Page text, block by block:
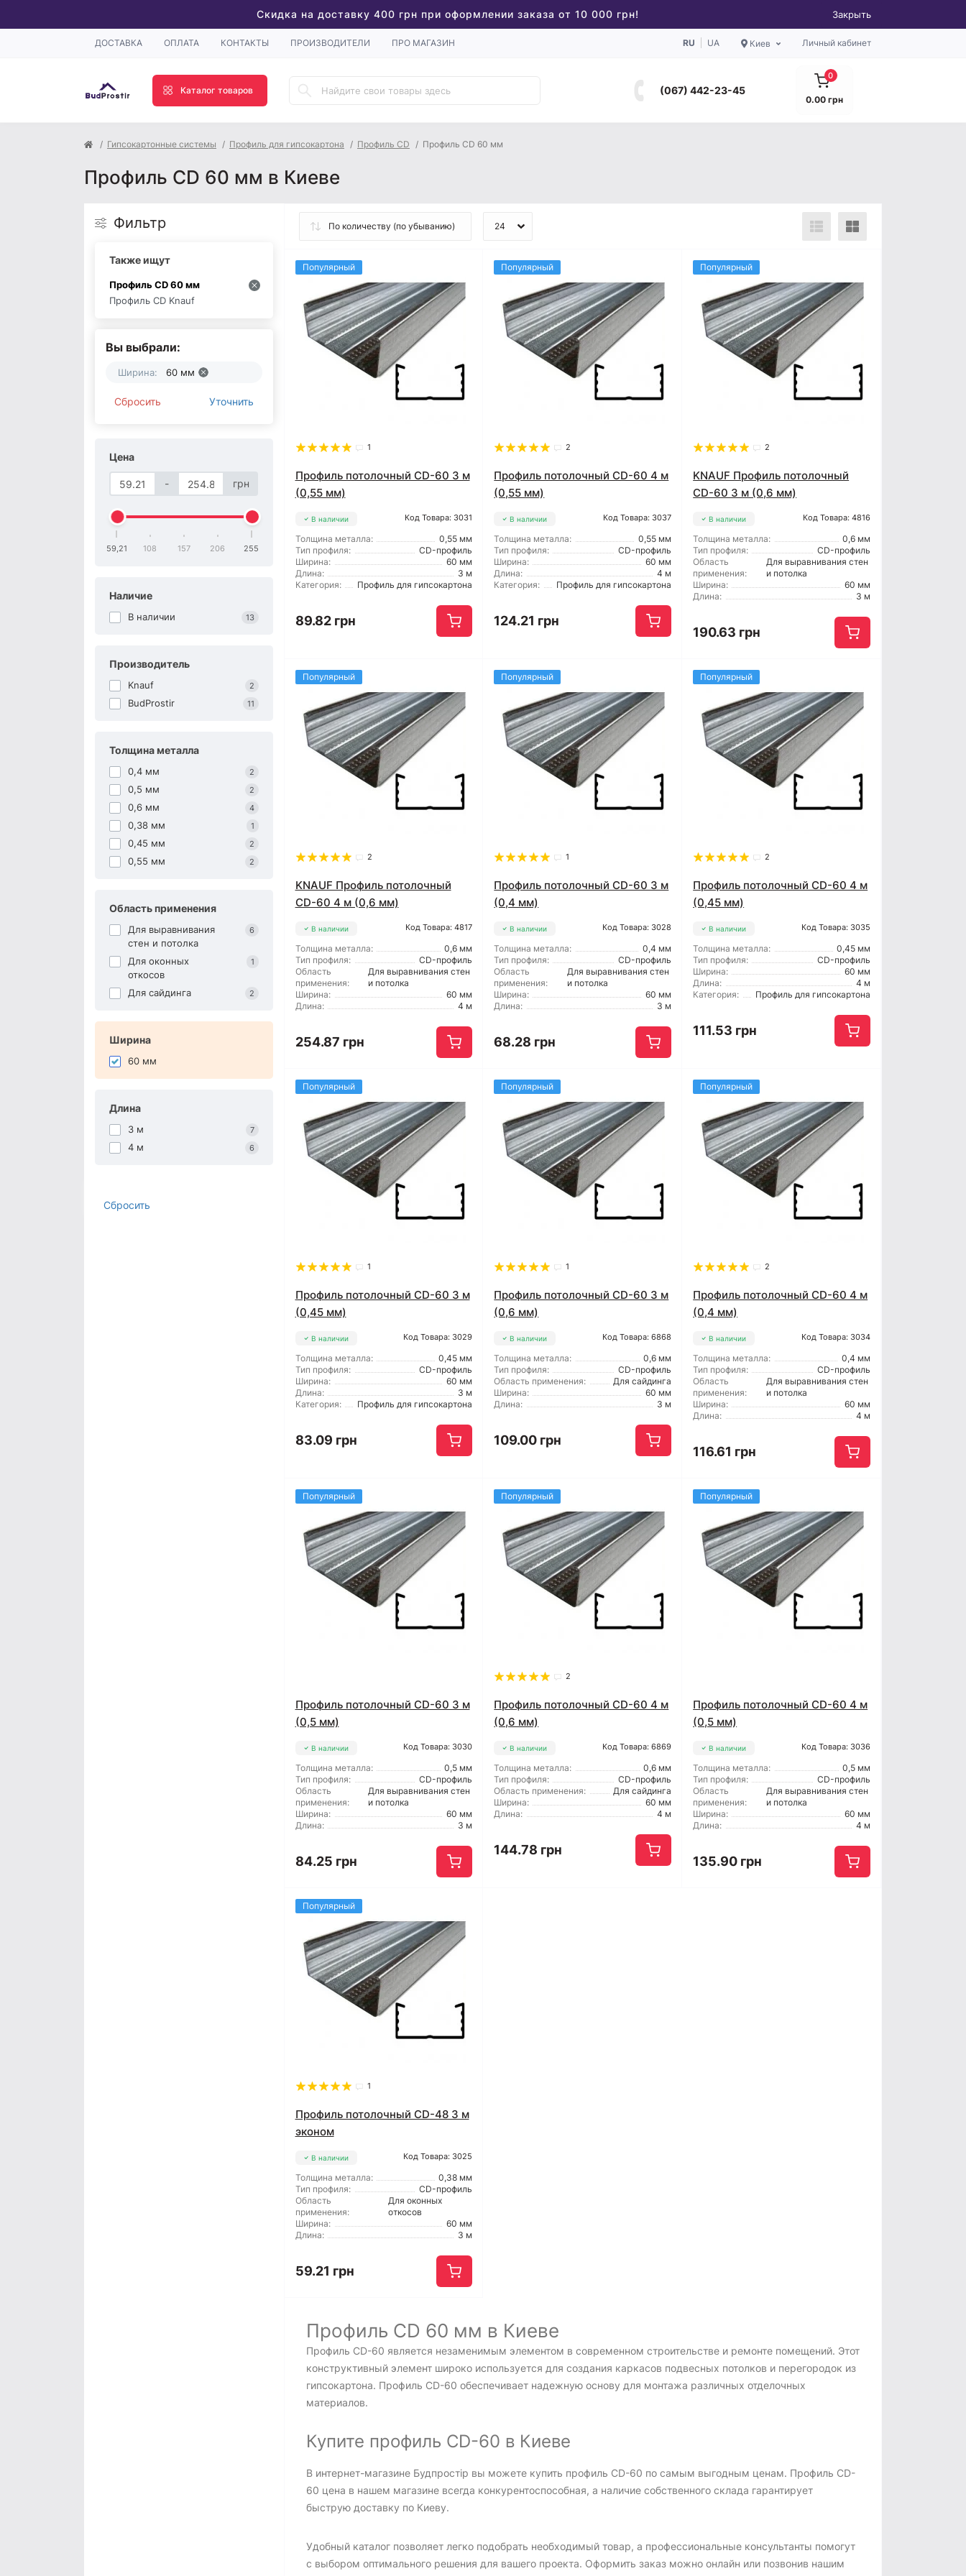
Скидка на доставку 400 грн при оформлении заказа от 10 000 грн! Закрыть
ДОСТАВКА ОПЛАТА КОНТАКТЫ ПРОИЗВОДИТЕЛИ ПРО МАГАЗИН RU UA Киев Личный кабинет
Каталог товаров (067) 442-23-45
0
0.00 грн
Гипсокартонные системы Профиль для гипсокартона Профиль CD Профиль CD 60 мм
Профиль CD 60 мм в Киеве
Фильтр
Также ищут
Профиль CD 60 мм
Профиль CD Knauf
Вы выбрали:
Ширина: 60 мм
Сбросить Уточнить
Цена
- грн
59,21 108 157 206 255
Наличие
В наличии 13
Производитель
Knauf 2
BudProstir 11
Толщина металла
0,4 мм 2
0,5 мм 2
0,6 мм 4
0,38 мм 1
0,45 мм 2
0,55 мм 2
Область применения
Для выравнивания
стен и потолка
6
Для оконных
откосов
1
Для сайдинга 2
Ширина
60 мм
Длина
3 м 7
4 м 6
Сбросить
Популярный
1
Профиль потолочный CD-60 3 м
(0,55 мм)
В наличии Код Товара: 3031
Толщина металла:
0,55 мм
Тип профиля:
CD-профиль
Ширина:
60 мм
Длина:
3 м
Категория:
Профиль для гипсокартона
89.82 грн
Популярный
2
Профиль потолочный CD-60 4 м
(0,55 мм)
В наличии Код Товара: 3037
Толщина металла:
0,55 мм
Тип профиля:
CD-профиль
Ширина:
60 мм
Длина:
4 м
Категория:
Профиль для гипсокартона
124.21 грн
Популярный
2
KNAUF Профиль потолочный
CD-60 3 м (0,6 мм)
В наличии Код Товара: 4816
Толщина металла:
0,6 мм
Тип профиля:
CD-профиль
Область
применения:
Для выравнивания стен
и потолка
Ширина:
60 мм
Длина:
3 м
190.63 грн
Популярный
2
KNAUF Профиль потолочный
CD-60 4 м (0,6 мм)
В наличии Код Товара: 4817
Толщина металла:
0,6 мм
Тип профиля:
CD-профиль
Область
применения:
Для выравнивания стен
и потолка
Ширина:
60 мм
Длина:
4 м
254.87 грн
Популярный
1
Профиль потолочный CD-60 3 м
(0,4 мм)
В наличии Код Товара: 3028
Толщина металла:
0,4 мм
Тип профиля:
CD-профиль
Область
применения:
Для выравнивания стен
и потолка
Ширина:
60 мм
Длина:
3 м
68.28 грн
Популярный
2
Профиль потолочный CD-60 4 м
(0,45 мм)
В наличии Код Товара: 3035
Толщина металла:
0,45 мм
Тип профиля:
CD-профиль
Ширина:
60 мм
Длина:
4 м
Категория:
Профиль для гипсокартона
111.53 грн
Популярный
1
Профиль потолочный CD-60 3 м
(0,45 мм)
В наличии Код Товара: 3029
Толщина металла:
0,45 мм
Тип профиля:
CD-профиль
Ширина:
60 мм
Длина:
3 м
Категория:
Профиль для гипсокартона
83.09 грн
Популярный
1
Профиль потолочный CD-60 3 м
(0,6 мм)
В наличии Код Товара: 6868
Толщина металла:
0,6 мм
Тип профиля:
CD-профиль
Область применения:
Для сайдинга
Ширина:
60 мм
Длина:
3 м
109.00 грн
Популярный
2
Профиль потолочный CD-60 4 м
(0,4 мм)
В наличии Код Товара: 3034
Толщина металла:
0,4 мм
Тип профиля:
CD-профиль
Область
применения:
Для выравнивания стен
и потолка
Ширина:
60 мм
Длина:
4 м
116.61 грн
Популярный
Профиль потолочный CD-60 3 м
(0,5 мм)
В наличии Код Товара: 3030
Толщина металла:
0,5 мм
Тип профиля:
CD-профиль
Область
применения:
Для выравнивания стен
и потолка
Ширина:
60 мм
Длина:
3 м
84.25 грн
Популярный
2
Профиль потолочный CD-60 4 м
(0,6 мм)
В наличии Код Товара: 6869
Толщина металла:
0,6 мм
Тип профиля:
CD-профиль
Область применения:
Для сайдинга
Ширина:
60 мм
Длина:
4 м
144.78 грн
Популярный
Профиль потолочный CD-60 4 м
(0,5 мм)
В наличии Код Товара: 3036
Толщина металла:
0,5 мм
Тип профиля:
CD-профиль
Область
применения:
Для выравнивания стен
и потолка
Ширина:
60 мм
Длина:
4 м
135.90 грн
Популярный
1
Профиль потолочный CD-48 3 м
эконом
В наличии Код Товара: 3025
Толщина металла:
0,38 мм
Тип профиля:
CD-профиль
Область
применения:
Для оконных
откосов
Ширина:
60 мм
Длина:
3 м
59.21 грн
Профиль CD 60 мм в Киеве
Профиль CD-60 является незаменимым элементом в современном строительстве и ремонте помещений. Этот
конструктивный элемент широко используется для создания каркасов подвесных потолков и перегородок из
гипсокартона. Профиль CD-60 обеспечивает надежную основу для монтажа различных отделочных
материалов.
Купите профиль CD-60 в Киеве
В интернет-магазине Будпростір вы можете купить профиль CD-60 по самым выгодным ценам. Профиль CD-
60 цена в нашем магазине всегда конкурентоспособная, а наличие собственного склада гарантирует
быструю доставку по Киеву.
Удобный каталог позволяет легко подобрать необходимый товар, а профессиональные консультанты помогут
с выбором оптимального решения для вашего проекта. Оформить заказ можно онлайн или позвонив нашим